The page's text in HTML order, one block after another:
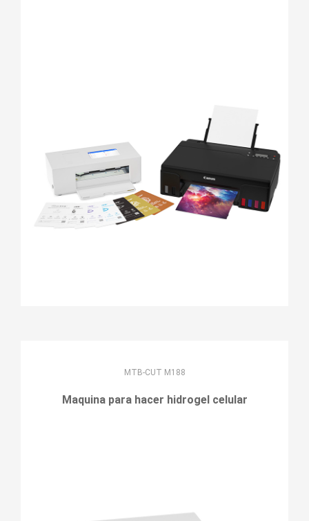
MTB-CUT M188
Maquina para hacer hidrogel celular